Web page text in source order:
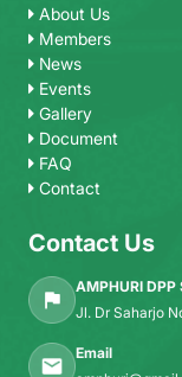
About Us
Members
News
Events
Gallery
Document
FAQ
Contact
Contact Us
AMPHURI
Jl. Dr Saharjo
Email